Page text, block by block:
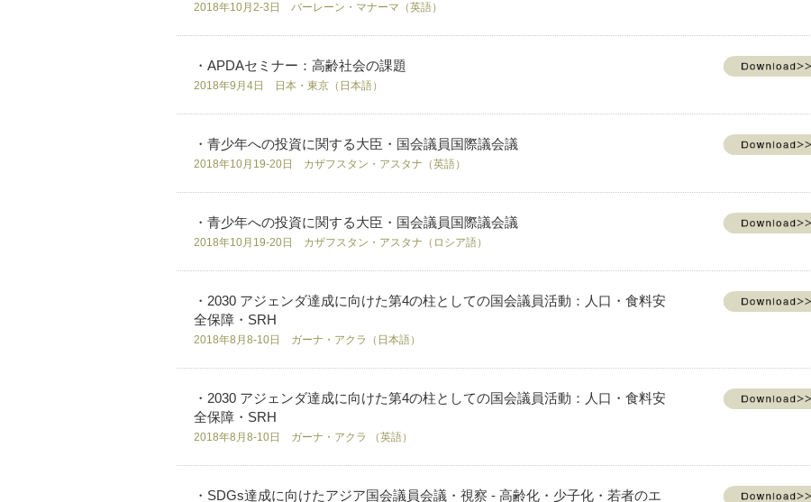
2018年10月2-3日 バーレーン・マナーマ（英語）
・APDAセミナー：高齢社会の課題
2018年9月4日 日本・東京（日本語）
・青少年への投資に関する大臣・国会議員国際議会議
2018年10月19-20日 カザフスタン・アスタナ（英語）
・青少年への投資に関する大臣・国会議員国際議会議
2018年10月19-20日 カザフスタン・アスタナ（ロシア語）
・2030 アジェンダ達成に向けた第4の柱としての国会議員活動：人口・食料安
全保障・SRH
2018年8月8-10日 ガーナ・アクラ（日本語）
・2030 アジェンダ達成に向けた第4の柱としての国会議員活動：人口・食料安
全保障・SRH
2018年8月8-10日 ガーナ・アクラ （英語）
・SDGs達成に向けたアジア国会議員会議・視察 - 高齢化・少子化・若者のエ